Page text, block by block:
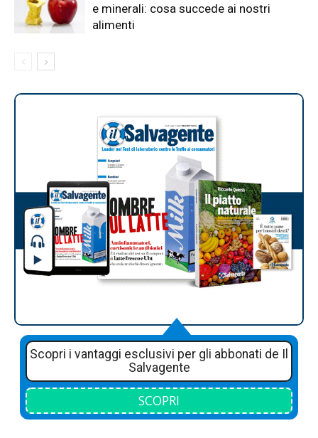
e minerali: cosa succede ai nostri
alimenti
Scopri i vantaggi esclusivi per gli abbonati de Il
Salvagente
SCOPRI